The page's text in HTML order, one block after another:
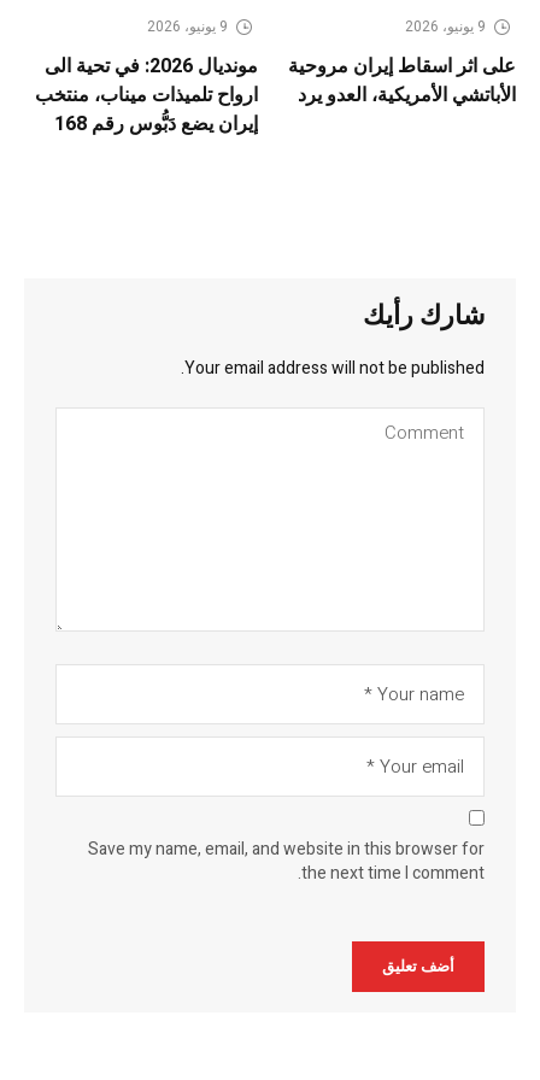
9 يونيو، 2026
على اثر اسقاط إيران مروحية
الأباتشي الأمريكية، العدو يرد
9 يونيو، 2026
مونديال 2026: في تحية الى
ارواح تلميذات ميناب، منتخب
إيران يضع دَبُّوس رقم 168
شارك رأيك
Your email address will not be published.
Save my name, email, and website in this browser for
the next time I comment.